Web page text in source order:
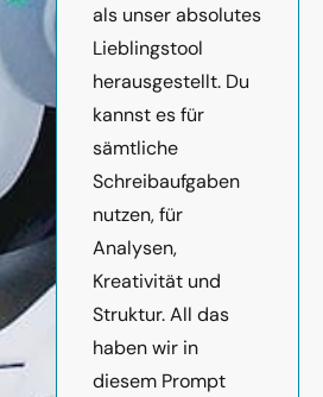
als unser absolutes
Lieblingstool
herausgestellt. Du
kannst es für
sämtliche
Schreibaufgaben
nutzen, für
Analysen,
Kreativität und
Struktur. All das
haben wir in
diesem Prompt